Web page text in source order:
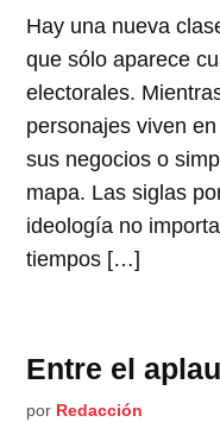
Hay una nueva
que sólo aparece
electorales.
personajes viven
sus negocios o
mapa. Las siglas
ideología no
tiempos […]
Entre el
por Redacción